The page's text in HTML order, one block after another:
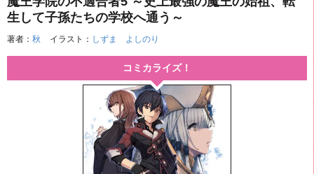
生して子孫たちの学校へ通う～
著者： 秋 イラスト： しずま よしのり
コミカライズ！